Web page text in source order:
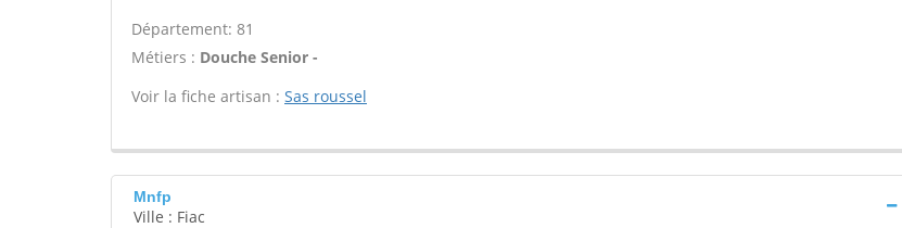
Département: 81
Métiers : Douche Senior -
Voir la fiche artisan : Sas roussel
Mnfp
Ville : Fiac